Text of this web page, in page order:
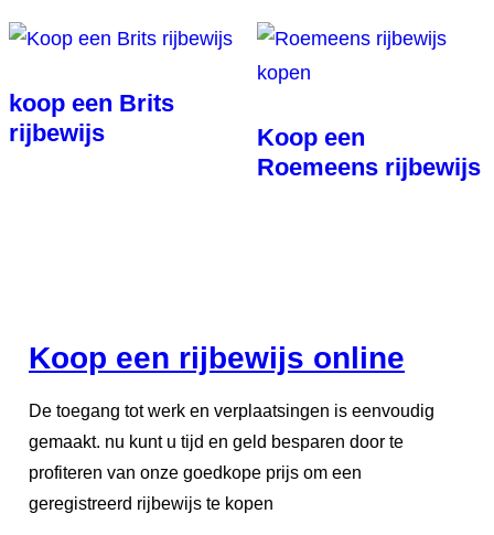
koop een Brits
rijbewijs
Koop een
Roemeens rijbewijs
Koop een rijbewijs online
De toegang tot werk en verplaatsingen is eenvoudig
gemaakt. nu kunt u tijd en geld besparen door te
profiteren van onze goedkope prijs om een
geregistreerd rijbewijs te kopen